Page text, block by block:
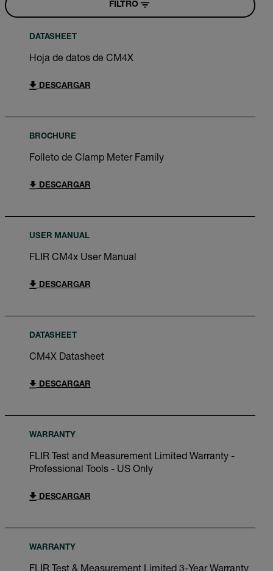
FILTRO
DATASHEET
Hoja de datos de CM4X
DESCARGAR
BROCHURE
Folleto de Clamp Meter Family
DESCARGAR
USER MANUAL
FLIR CM4x User Manual
DESCARGAR
DATASHEET
CM4X Datasheet
DESCARGAR
WARRANTY
FLIR Test and Measurement Limited Warranty -
Professional Tools - US Only
DESCARGAR
WARRANTY